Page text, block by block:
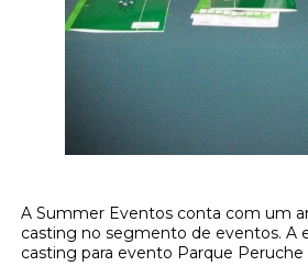
A Summer Eventos conta com um
casting no segmento de eventos. A
casting para evento Parque Peruche